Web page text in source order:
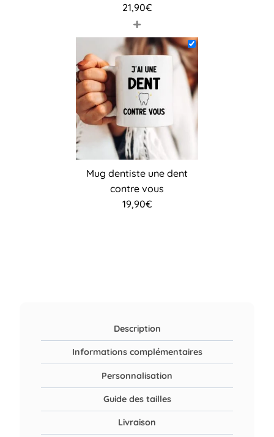
21,90€
+
Mug dentiste une dent
contre vous
19,90€
Description
Informations complémentaires
Personnalisation
Guide des tailles
Livraison